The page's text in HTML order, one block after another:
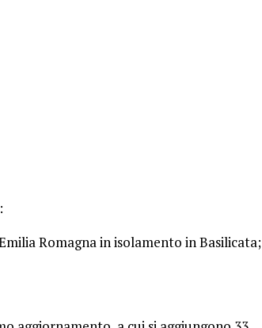
:
Romagna in isolamento in Basilicata;